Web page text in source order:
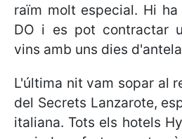
raïm molt especial. Hi
DO i es pot contractar
vins amb uns dies
L'última nit vam sopar al
del Secrets Lanzarote,
italiana. Tots els hotels